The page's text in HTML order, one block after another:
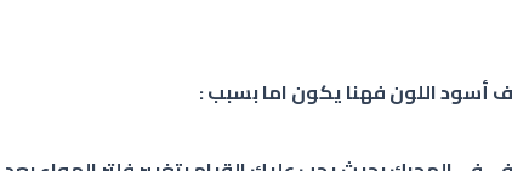
أسود اللون فهنا يكون اما بسبب :